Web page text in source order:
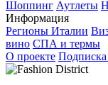
Шоппинг Аутлеты
Информация
Регионы Италии
вино СПА и термы
О проекте Подписка